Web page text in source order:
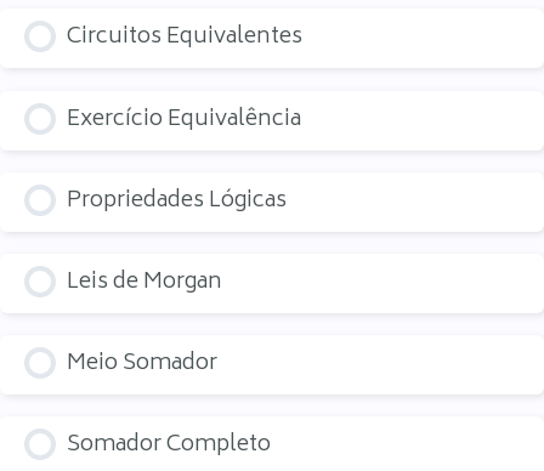
Circuitos Equivalentes
Exercício Equivalência
Propriedades Lógicas
Leis de Morgan
Meio Somador
Somador Completo